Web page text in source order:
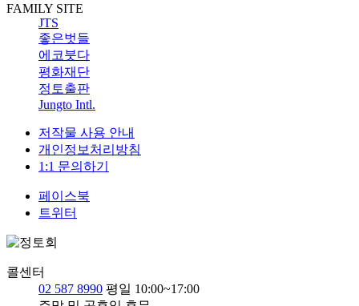
FAMILY SITE
JTS
좋은벗들
에코붓다
평화재단
정토출판
Jungto Intl.
저작물 사용 안내
개인정보처리방침
1:1 문의하기
페이스북
트위터
콜센터
02 587 8990 평일 10:00~17:00